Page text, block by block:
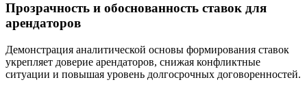
Прозрачность и обоснованность ставок для
арендаторов
Демонстрация аналитической основы формирования ставок
укрепляет доверие арендаторов, снижая конфликтные
ситуации и повышая уровень долгосрочных договоренностей.